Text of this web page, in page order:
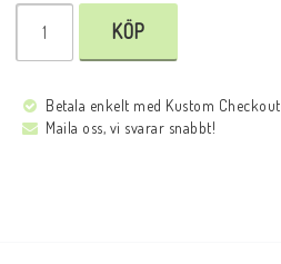
KÖP
Betala enkelt med Kustom Checkout
Maila oss, vi svarar snabbt!